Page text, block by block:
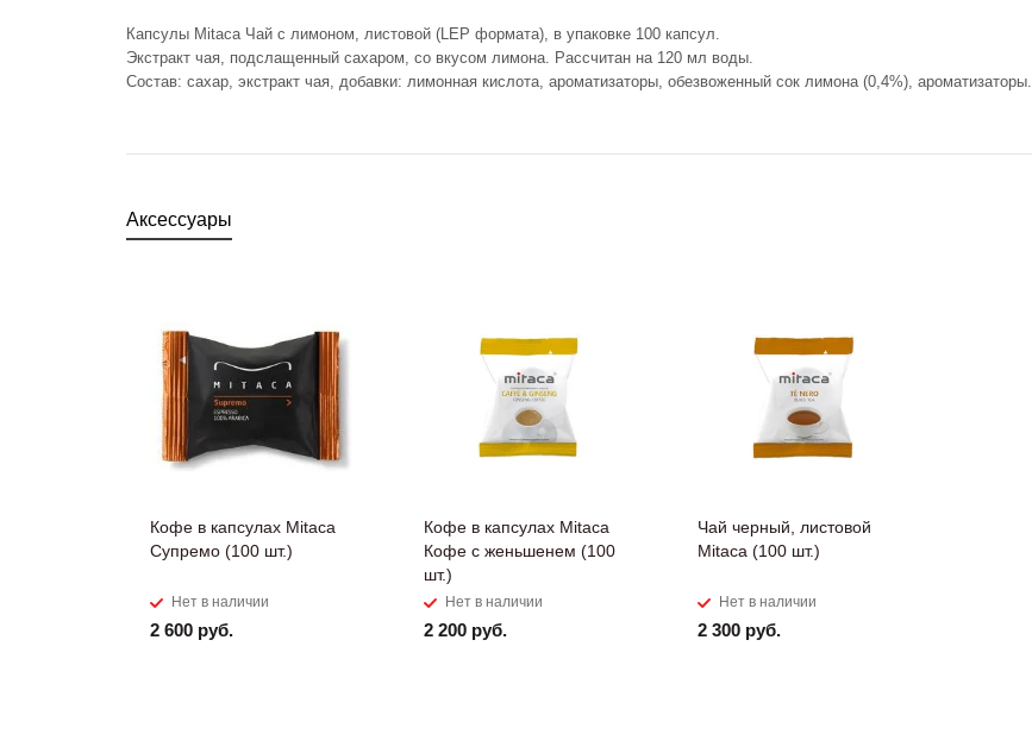
Капсулы Mitaca Чай с лимоном, листовой (LEP формата), в упаковке 100 капсул.
Экстракт чая, подслащенный сахаром, со вкусом лимона. Рассчитан на 120 мл воды.
Состав: сахар, экстракт чая, добавки: лимонная кислота, ароматизаторы, обезвоженный сок лимона (0,4%), ароматизаторы.
Аксессуары
Кофе в капсулах Mitaca
Супремо (100 шт.)
Нет в наличии
2 600 руб.
Кофе в капсулах Mitaca
Кофе с женьшенем (100
шт.)
Нет в наличии
2 200 руб.
Чай черный, листовой
Mitaca (100 шт.)
Нет в наличии
2 300 руб.